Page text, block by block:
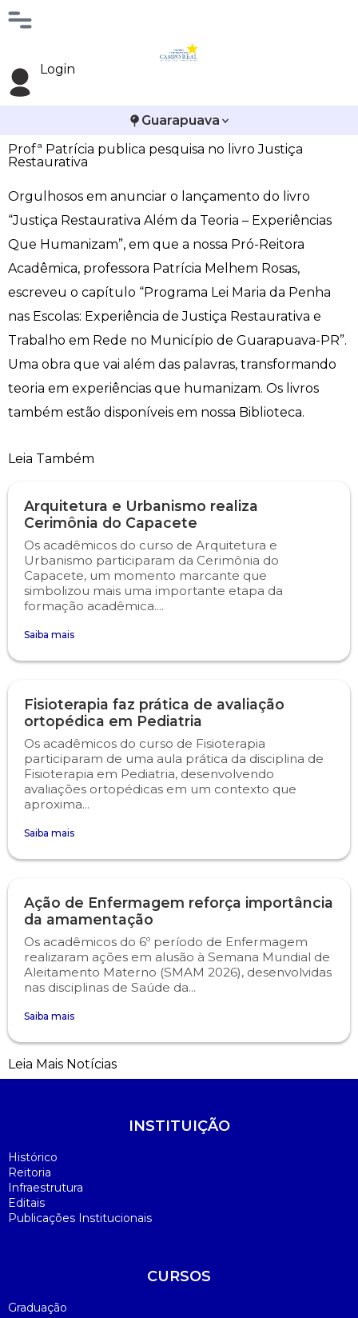
Login
Guarapuava
Profª Patrícia publica pesquisa no livro Justiça
Restaurativa
Orgulhosos em anunciar o lançamento do livro
“Justiça Restaurativa Além da Teoria – Experiências
Que Humanizam”, em que a nossa Pró-Reitora
Acadêmica, professora Patrícia Melhem Rosas,
escreveu o capítulo “Programa Lei Maria da Penha
nas Escolas: Experiência de Justiça Restaurativa e
Trabalho em Rede no Município de Guarapuava-PR”.
Uma obra que vai além das palavras, transformando
teoria em experiências que humanizam. Os livros
também estão disponíveis em nossa Biblioteca.
Leia Também
Arquitetura e Urbanismo realiza
Cerimônia do Capacete
Os acadêmicos do curso de Arquitetura e
Urbanismo participaram da Cerimônia do
Capacete, um momento marcante que
simbolizou mais uma importante etapa da
formação acadêmica....
Saiba mais
Fisioterapia faz prática de avaliação
ortopédica em Pediatria
Os acadêmicos do curso de Fisioterapia
participaram de uma aula prática da disciplina de
Fisioterapia em Pediatria, desenvolvendo
avaliações ortopédicas em um contexto que
aproxima...
Saiba mais
Ação de Enfermagem reforça importância
da amamentação
Os acadêmicos do 6º período de Enfermagem
realizaram ações em alusão à Semana Mundial de
Aleitamento Materno (SMAM 2026), desenvolvidas
nas disciplinas de Saúde da...
Saiba mais
Leia Mais Notícias
INSTITUIÇÃO
Histórico
Reitoria
Infraestrutura
Editais
Publicações Institucionais
CURSOS
Graduação
Histórico
Reitoria
Infraestrutura
Publicações Institucionais
Administração
Arquitetura e Urbanismo
Biomedicina
Direito
Enfermagem
Engenharia Civil
Engenharia de Software
Engenharia Mecânica
Farmácia
Fisioterapia
Medicina
Medicina Veterinária
Odontologia
Psicologia
Publicidade e Propaganda
Vestibular de Inverno
Vestibular de Medicina
2ª Via de Boleto
Atestado de Matrícula
Atividades Complementares e Sociais
Calendário Acadêmico
Calendário de Provas
Central de Estágios - TCC
Ensalamento
Manual do Acadêmico
Manual de Formatura
Manual de Trabalhos Acadêmicos
Minha Biblioteca
Núcleo de Apoio Psicopedagógico
Plano de Ensino
Segunda Chamada
Seguro Escolar
Sapien
Avalie a Campo Real
Bolsas e Incentivos
CPA
Comissão de Ética no Uso de Animais
Comitê de Ética em Pesquisa
Educação em Direitos Humanos
Editais
Infocampo
Intercampo
Logos Campo Real
NAPP e NAPC
Portal do Egresso
Programa de Monitoria
Publicações Científicas
Revistas Campo Real
WhatsApp Campo Real